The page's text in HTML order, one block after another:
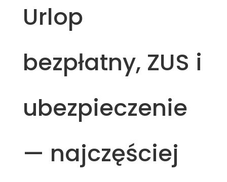
Urlop
bezpłatny, ZUS i
ubezpieczenie
— najczęściej